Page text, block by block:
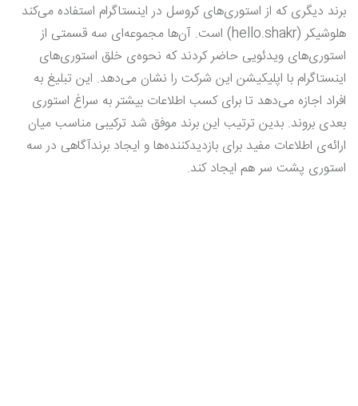
برند دیگری که از استوری‌های کروسل در اینستاگرام استفاده می‌کند
هلو‌شیکر (hello.shakr) است. آن‌ها مجموعه‌ای سه‌ قسمتی از
استوری‌های ویدئویی حاضر کردند که نحوه‌ی خلق استوری‌های
اینستاگرام با اپلیکیشن‌ این شرکت را نشان می‌دهد. این تبلیغ به
افراد اجازه می‌دهد تا برای کسب اطلاعات بیشتر به سراغ استوری
بعدی بروند. بدین ترتیب این برند موفق شد ترکیبی مناسب میان
ارائه‌ی اطلاعات مفید برای بازدید‌کننده‌ها و ایجاد برندآگاهی در سه
استوری پشت سر هم ایجاد کند.